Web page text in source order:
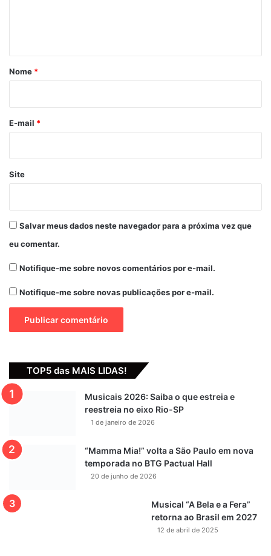
r
*
Nome *
E-mail *
Site
Salvar meus dados neste navegador para a próxima vez que
eu comentar.
Notifique-me sobre novos comentários por e-mail.
Notifique-me sobre novas publicações por e-mail.
TOP5 das MAIS LIDAS!
Musicais 2026: Saiba o que estreia e
reestreia no eixo Rio-SP
1 de janeiro de 2026
“Mamma Mia!” volta a São Paulo em nova
temporada no BTG Pactual Hall
20 de junho de 2026
Musical “A Bela e a Fera”
retorna ao Brasil em 2027
12 de abril de 2025